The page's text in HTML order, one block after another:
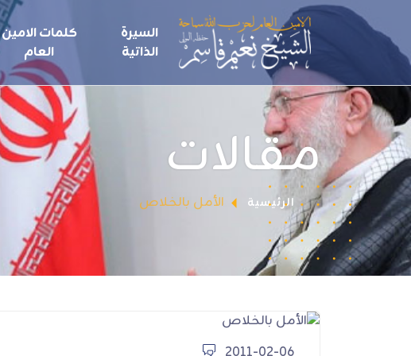
السيرة
الذاتية
كلمات الامين
العام
مقالات
الرئيسية الأمل بالخلاص